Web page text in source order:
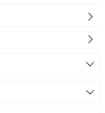



